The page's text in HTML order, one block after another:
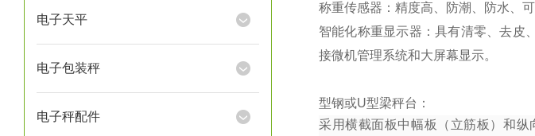
电子天平
电子包装秤
电子秤配件
称重传感器：精度高、防潮、防水、可
智能化称重显示器：具有清零、去皮
接微机管理系统和大屏幕显示。
型钢或U型梁秤台：
采用横截面板中幅板（立筋板）和